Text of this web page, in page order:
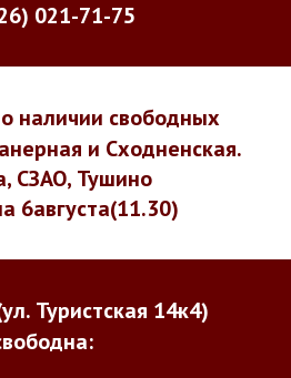
021-71-75
наличии свободных
и Сходненская.
СЗАО, Тушино
6августа(11.30)
Туристская 14к4)